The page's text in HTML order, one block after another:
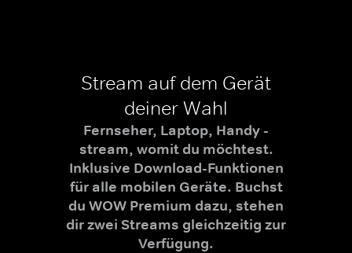
Stream auf dem Gerät
deiner Wahl
Fernseher, Laptop, Handy -
stream, womit du möchtest.
Inklusive Download-Funktionen
für alle mobilen Geräte. Buchst
du WOW Premium dazu, stehen
dir zwei Streams gleichzeitig zur
Verfügung.